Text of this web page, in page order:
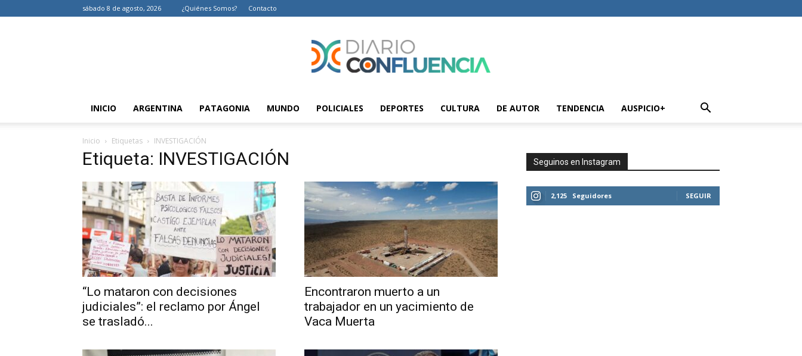
sábado 8 de agosto, 2026 ¿Quiénes Somos? Contacto
Diario
Confluencia
–
INICIO ARGENTINA PATAGONIA MUNDO POLICIALES DEPORTES CULTURA DE AUTOR TENDENCIA AUSPICIO+
Inicio Etiquetas INVESTIGACIÓN
Etiqueta: INVESTIGACIÓN
“Lo mataron con decisiones
judiciales”: el reclamo por Ángel
se trasladó...
Encontraron muerto a un
trabajador en un yacimiento de
Vaca Muerta
Seguinos en Instagram
2,125 Seguidores SEGUIR